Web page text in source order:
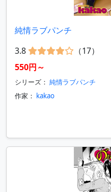
純情ラブパンチ
3.8
（17）
550円～
シリーズ： 純情ラブパンチ
作家： kakao